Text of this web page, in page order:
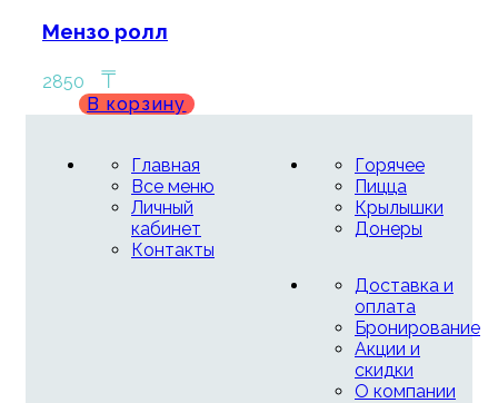
Мензо ролл
2850 ₸
В корзину
Главная
Все меню
Личный
кабинет
Контакты
Горячее
Пицца
Крылышки
Донеры
Доставка и
оплата
Бронирование
Акции и
скидки
О компании